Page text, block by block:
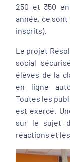
250 et 350
année, ce
inscrits).
Le projet
social
élèves de la
en ligne
Toutes les
est exercé.
sur le sujet
réactions et